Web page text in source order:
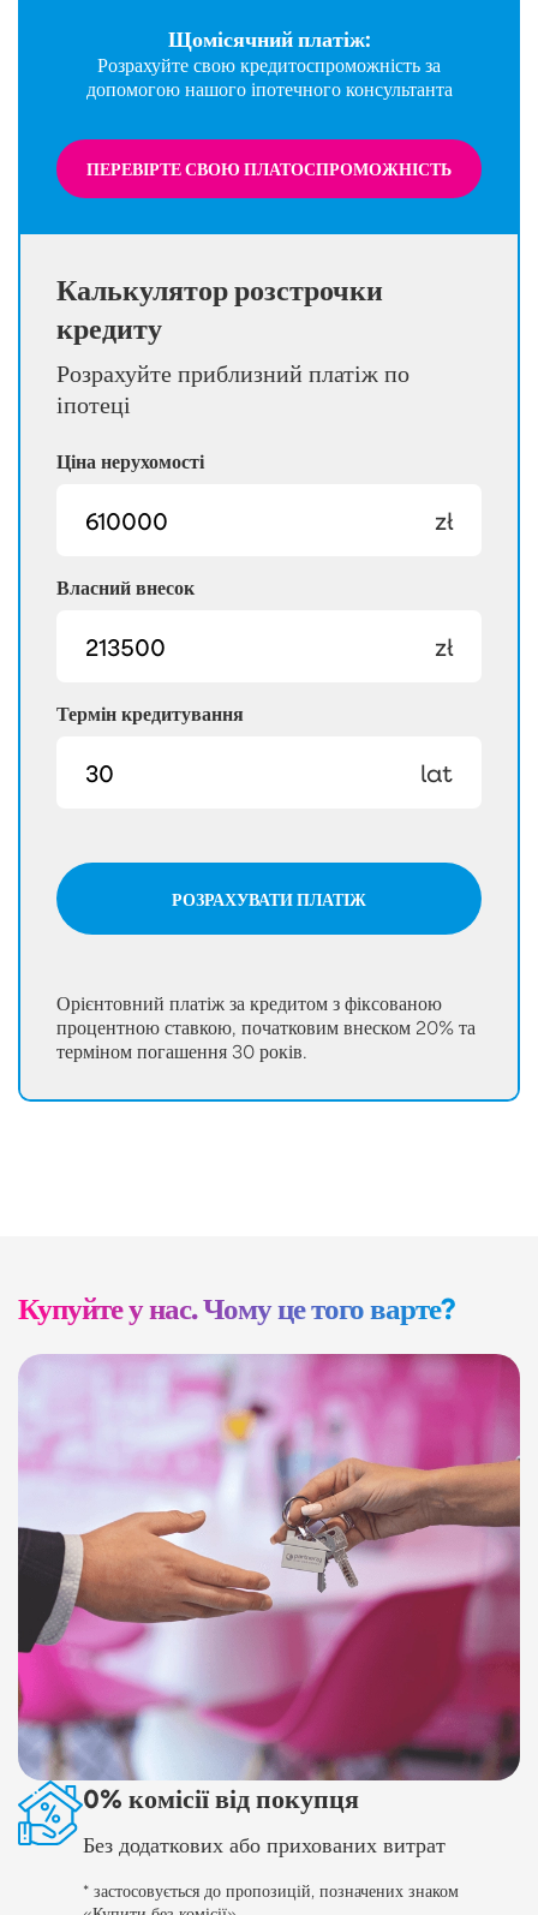
Калькулятор розстрочки
кредиту
Розрахуйте приблизний платіж по
іпотеці
Ціна нерухомості
zł
Власний внесок
zł
Термін кредитування
lat
РОЗРАХУВАТИ ПЛАТІЖ
Орієнтовний платіж за кредитом з фіксованою
процентною ставкою, початковим внеском 20% та
терміном погашення 30 років.
Щомісячний платіж:
Розрахуйте свою кредитоспроможність за
допомогою нашого іпотечного консультанта
ПЕРЕВІРТЕ СВОЮ ПЛАТОСПРОМОЖНІСТЬ
Купуйте у нас. Чому це того варте?
0% комісії від покупця
Без додаткових або прихованих витрат
* застосовується до пропозицій, позначених знаком